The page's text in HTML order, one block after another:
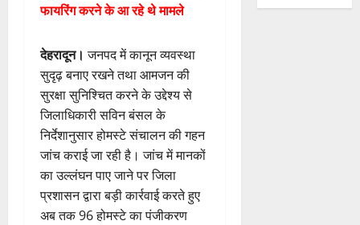
फायरिंग करने के आ रहे थे मामले
देहरादून। जनपद में कानून व्यवस्था
सुदृढ़ बनाए रखने तथा आमजन की
सुरक्षा सुनिश्चित करने के उद्देश्य से
जिलाधिकारी सविन बंसल के
निर्देशानुसार होमस्टे संचालन की गहन
जांच कराई जा रही है। जांच में मानकों
का उल्लंघन पाए जाने पर जिला
प्रशासन द्वारा बड़ी कार्रवाई करते हुए
अब तक 96 होमस्टे का पंजीकरण